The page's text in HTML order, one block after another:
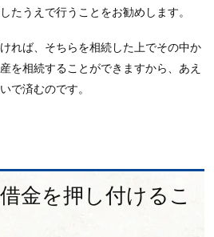
たうえで行うことをお勧めします。
れば、そちらを相続した上でその中か
を相続することができますから、あえ
で済むのです。
金を押し付けるこ